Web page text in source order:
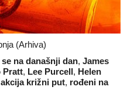
(Arhiva)
na današnji dan, James
Pratt, Lee Purcell, Helen
akcija križni put, rođeni na